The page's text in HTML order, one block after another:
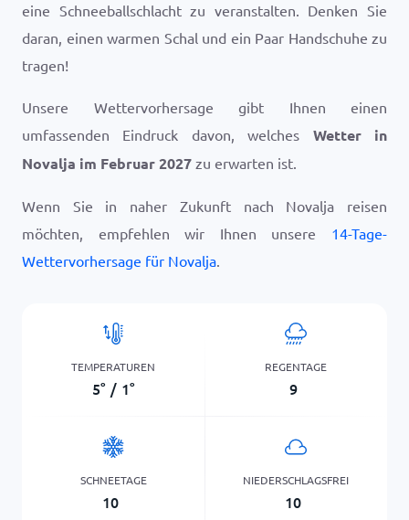
eine Schneeballschlacht zu veranstalten. Denken Sie
daran, einen warmen Schal und ein Paar Handschuhe zu
tragen!
Unsere Wettervorhersage gibt Ihnen einen
umfassenden Eindruck davon, welches Wetter in
Novalja im Februar 2027 zu erwarten ist.
Wenn Sie in naher Zukunft nach Novalja reisen
möchten, empfehlen wir Ihnen unsere 14-Tage-
Wettervorhersage für Novalja.
TEMPERATUREN
5° / 1°
REGENTAGE
9
SCHNEETAGE
10
NIEDERSCHLAGSFREI
10